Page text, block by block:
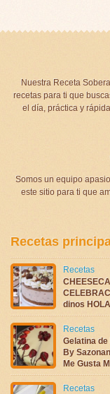
Nuestra Receta
recetas para ti que
el día, práctica y
Somos un equipo
este sitio para ti que
Recetas
Recetas
dinos
Recetas
Gelatina
By
Me Gusta
Recetas